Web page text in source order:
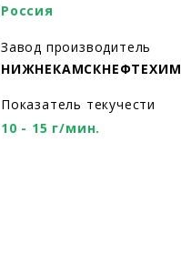
Россия
Завод производитель
НИЖНЕКАМСКНЕФТЕХИМ
Показатель текучести
10 - 15 г/мин.